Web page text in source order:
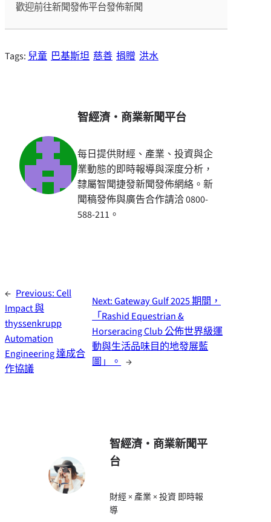
歡迎前往新聞發佈平台發佈新聞
Tags: 兒童 巴基斯坦 慈善 捐贈 洪水
智經濟・商業新聞平台
每日提供財經、產業、投資與企
業動態的即時報導與深度分析，
隸屬智聞捷發新聞發佈網絡。新
聞稿發佈與廣告合作請洽 0800-
588-211。
← Previous:Cell
Impact 與
thyssenkrupp
Automation
Engineering 達成合
作協議
Next:Gateway Gulf 2025 期間，
「Rashid Equestrian &
Horseracing Club 公佈世界級運
動與生活品味目的地發展藍
圖」。 →
智經濟・商業新聞平
台
財經 × 產業 × 投資 即時報
導